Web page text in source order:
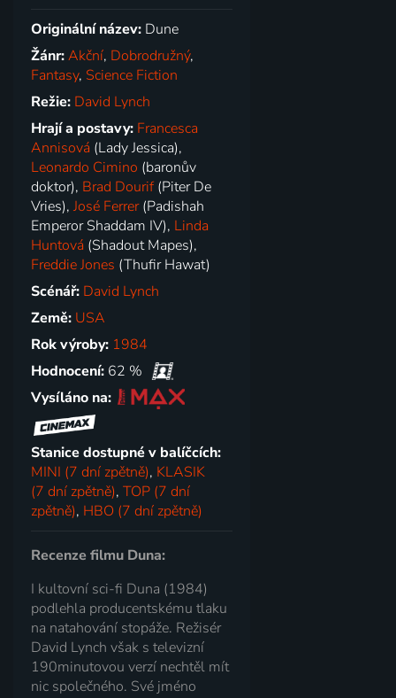
Originální název: Dune
Žánr:Akční, Dobrodružný,
Fantasy, Science Fiction
Režie: David Lynch
Hrají a postavy: Francesca
Annisová (Lady Jessica),
Leonardo Cimino (baronův
doktor), Brad Dourif(Piter De
Vries),José Ferrer(Padishah
Emperor Shaddam IV), Linda
Huntová (Shadout Mapes),
Freddie Jones (Thufir Hawat)
Scénář: David Lynch
Země: USA
Rok výroby: 1984
Hodnocení: 62 %
Vysíláno na:
Stanice dostupné v balíčcích:
MINI (7 dní zpětně), KLASIK
(7 dní zpětně),TOP (7 dní
zpětně), HBO (7 dní zpětně)
Recenze filmu Duna:
I kultovní sci-fi Duna (1984)
podlehla producentskému tlaku
na natahování stopáže. Režisér
David Lynch však s televizní
190minutovou verzí nechtěl mít
nic společného. Své jméno